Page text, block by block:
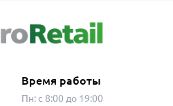
Время работы
Пн: с 8:00 до 19:00